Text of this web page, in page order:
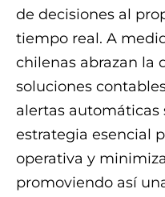
de decisiones al
tiempo real. A
chilenas abrazan la
soluciones
alertas automáticas
estrategia esencial
operativa y
promoviendo así